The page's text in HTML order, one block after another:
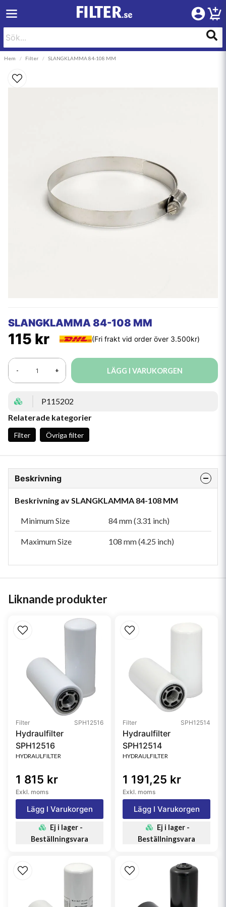
Hem Filter SLANGKLAMMA 84-108 MM
SLANGKLAMMA 84-108 MM
115 kr
- + LÄGG I VARUKORGEN
P115202
Relaterade kategorier
Filter Övriga filter
Beskrivning
Beskrivning av SLANGKLAMMA 84-108 MM
Minimum Size 84 mm (3.31 inch)
Maximum Size 108 mm (4.25 inch)
Liknande produkter
Filter SPH12516
Hydraulfilter
SPH12516
HYDRAULFILTER
1 815 kr
Exkl. moms
Lägg I Varukorgen
Ej i lager -
Beställningsvara
Filter SPH12514
Hydraulfilter
SPH12514
HYDRAULFILTER
1 191,25 kr
Exkl. moms
Lägg I Varukorgen
Ej i lager -
Beställningsvara